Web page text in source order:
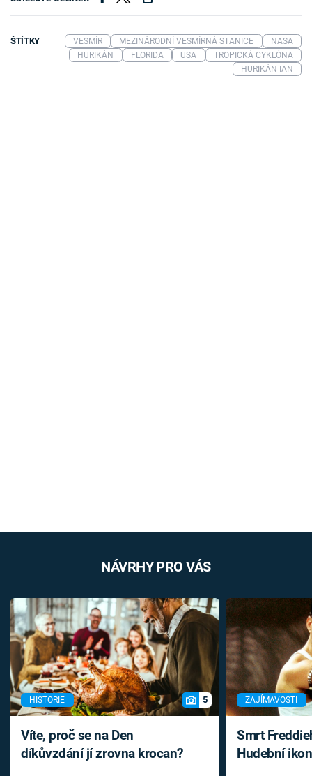
ŠTÍTKY VESMÍR MEZINÁRODNÍ VESMÍRNÁ STANICE
NASA
HURIKÁN
FLORIDA USA
TROPICKÁ CYKLÓNA
HURIKÁN IAN
NÁVRHY PRO VÁS
HISTORIE 5
Víte, proč se na Den
díkůvzdání jí zrovna krocan?
ZAJÍMAVOSTI
Smrt
Hudební